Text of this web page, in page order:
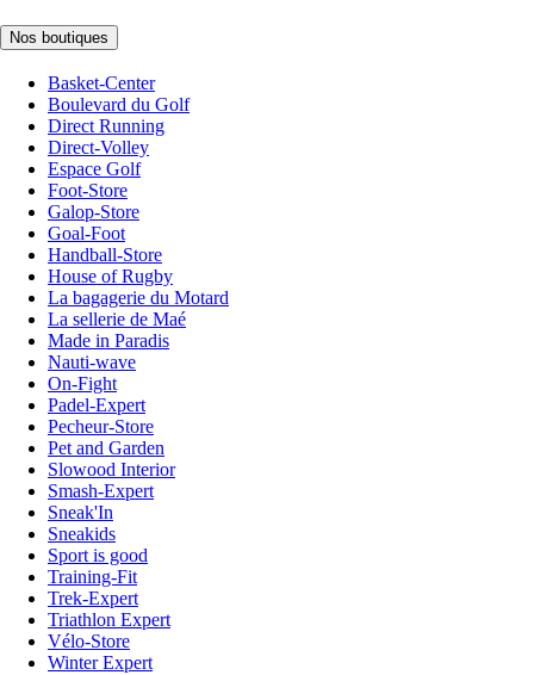
Nos boutiques
Basket-Center
Boulevard du Golf
Direct Running
Direct-Volley
Espace Golf
Foot-Store
Galop-Store
Goal-Foot
Handball-Store
House of Rugby
La bagagerie du Motard
La sellerie de Maé
Made in Paradis
Nauti-wave
On-Fight
Padel-Expert
Pecheur-Store
Pet and Garden
Slowood Interior
Smash-Expert
Sneak'In
Sneakids
Sport is good
Training-Fit
Trek-Expert
Triathlon Expert
Vélo-Store
Winter Expert